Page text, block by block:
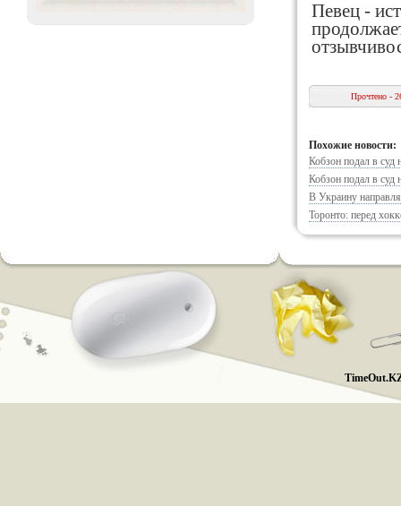
Певец -
Прочтено -
Похожие новости:
Кобзон подал в суд
Кобзон подал в суд
В Украину
Торонто: перед